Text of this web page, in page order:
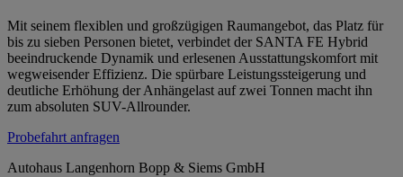
Mit seinem flexiblen und großzügigen Raumangebot, das Platz für
bis zu sieben Personen bietet, verbindet der SANTA FE Hybrid
beeindruckende Dynamik und erlesenen Ausstattungskomfort mit
wegweisender Effizienz. Die spürbare Leistungssteigerung und
deutliche Erhöhung der Anhängelast auf zwei Tonnen macht ihn
zum absoluten SUV-Allrounder.
Probefahrt anfragen
Autohaus Langenhorn Bopp & Siems GmbH